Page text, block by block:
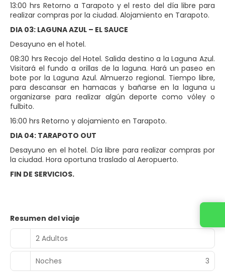
13:00 hrs Retorno a Tarapoto y el resto del día libre para
realizar compras por la ciudad. Alojamiento en Tarapoto.
DIA 03: LAGUNA AZUL – EL SAUCE
Desayuno en el hotel.
08:30 hrs Recojo del Hotel. Salida destino a la Laguna Azul.
Visitará el fundo a orillas de la laguna. Hará un paseo en
bote por la Laguna Azul. Almuerzo regional. Tiempo libre,
para descansar en hamacas y bañarse en la laguna u
organizarse para realizar algún deporte como vóley o
fulbito.
16:00 hrs Retorno y alojamiento en Tarapoto.
DIA 04: TARAPOTO OUT
Desayuno en el hotel. Día libre para realizar compras por
la ciudad. Hora oportuna traslado al Aeropuerto.
FIN DE SERVICIOS.
Resumen del viaje
2 Adultos
Noches 3